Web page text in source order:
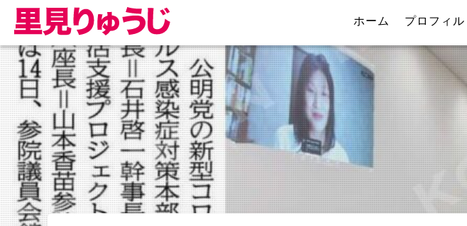
ホーム プロフィル